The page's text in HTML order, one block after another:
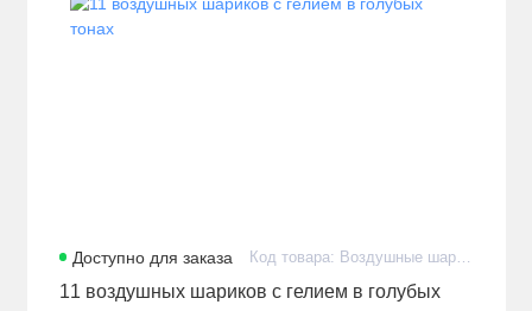
Доступно для заказа Код товара: Воздушные шарики с гелием премиум в голубых тонах в количестве 11 штук
11 воздушных шариков с гелием в голубых